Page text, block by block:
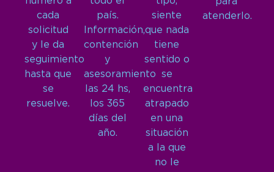
cada
solicitud
y le da
seguimiento
hasta que
se
resuelve.
país.
Información,
contención
y
asesoramiento
las 24 hs,
los 365
días del
año.
siente
que nada
tiene
sentido o
se
encuentra
atrapado
en una
situación
a la que
no le
atenderlo.